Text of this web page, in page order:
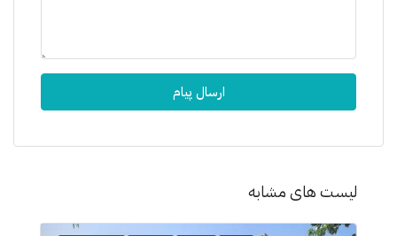
ارسال پیام
لیست های مشابه